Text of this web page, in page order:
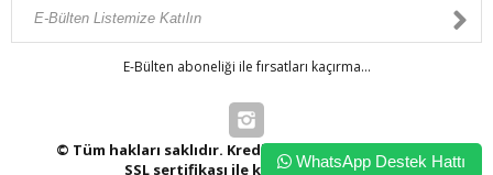
E-Bülten aboneliği ile fırsatları kaçırma...
© Tüm hakları saklıdır. Kredi kartı bilgileriniz 256bit
SSL sertifikası ile korunmaktadır.WhatsApp Destek Hattı